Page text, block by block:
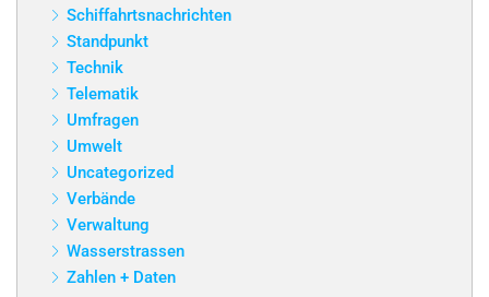
Schiffahrtsnachrichten
Standpunkt
Technik
Telematik
Umfragen
Umwelt
Uncategorized
Verbände
Verwaltung
Wasserstrassen
Zahlen + Daten